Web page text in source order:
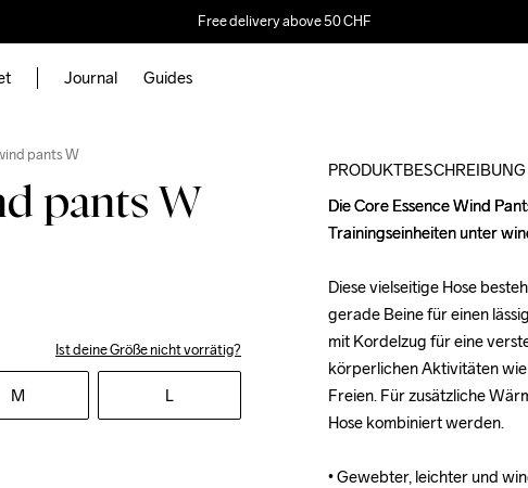
Free delivery above 50 CHF
Journal Guides
pants W
pants W
Ist deine Größe nicht vorrätig?
M L
PRODUKTBESCHREIBUNG
Die Core Essence Wind
Trainingseinheiten unter
Diese vielseitige Hose
gerade Beine für einen
mit Kordelzug für eine
körperlichen Aktivitäten wie
Freien. Für zusätzliche
Hose kombiniert werden.
• Gewebter, leichter und
Die Core Essence Wind
Trainingseinheiten unter
Diese vielseitige Hose
gerade Beine für einen
mit Kordelzug für eine
körperlichen Aktivitäten wie
Freien. Für zusätzliche
Hose kombiniert werden.
• Gewebter, leichter und